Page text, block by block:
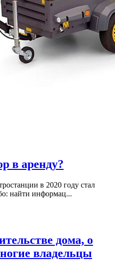
в аренду?
в 2020 году стал
найти информац...
дома, о
владельцы